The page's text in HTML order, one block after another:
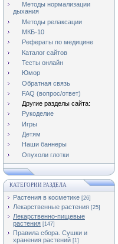
Методы нормализации
дыхания
Методы релаксации
МКБ-10
Рефераты по медицине
Каталог сайтов
Тесты онлайн
Юмор
Обратная связь
FAQ (вопрос/ответ)
Другие разделы сайта:
Рукоделие
Игры
Детям
Наши баннеры
Опухоли глотки
КАТЕГОРИИ РАЗДЕЛА
Растения в косметике [26]
Лекарственные растения [25]
Лекарственно-пищевые
растения [147]
Правила сбора. Сушки и
хранения растений [1]